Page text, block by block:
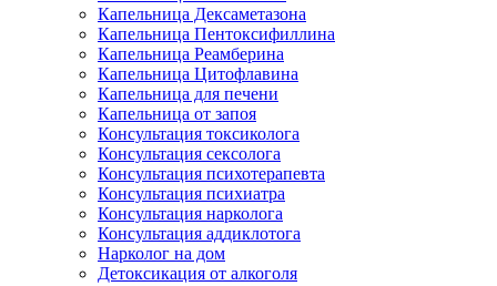
Капельница Дексаметазона
Капельница Пентоксифиллина
Капельница Реамберина
Капельница Цитофлавина
Капельница для печени
Капельница от запоя
Консультация токсиколога
Консультация сексолога
Консультация психотерапевта
Консультация психиатра
Консультация нарколога
Консультация аддиклотога
Нарколог на дом
Детоксикация от алкоголя